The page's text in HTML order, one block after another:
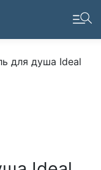
для душа Ideal